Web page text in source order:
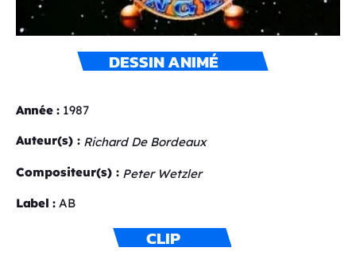
DESSIN ANIMÉ
Année :1987
Auteur(s) : Richard De Bordeaux
Compositeur(s) : Peter Wetzler
Label :AB
CLIP